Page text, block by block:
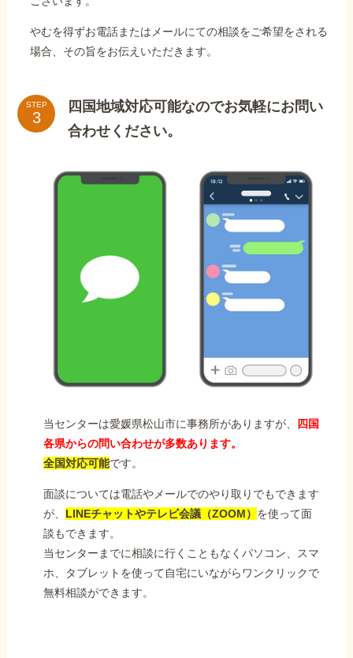
やむを得ずお電話またはメールにての相談をご希望をされる
場合、その旨をお伝えいただきます。
STEP
四国地域対応可能なのでお気軽にお問い
合わせください。
当センターは愛媛県松山市に事務所がありますが、
四国
各県からの問い合わせが多数あります。
全国対応可能です。
面談については電話やメールでのやり取りでもできます
が、 LINEチャットやテレビ会議（ZOOM） を使って面
談もできます。
当センターまでに相談に行くこともなくパソコン、スマ
ホ、タブレットを使って自宅にいながらワンクリックで
無料相談ができます。